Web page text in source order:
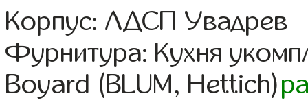
Корпус: ЛДСП Увадрев
Фурнитура: Кухня
Boyard (BLUM, Hettich)